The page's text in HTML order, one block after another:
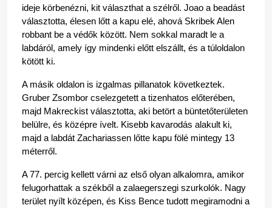
ideje körbenézni, kit választhat a szélről. Joao a beadást
választotta, élesen lőtt a kapu elé, ahová Skribek Alen
robbant be a védők között. Nem sokkal maradt le a
labdáról, amely így mindenki előtt elszállt, és a túloldalon
kötött ki.
A másik oldalon is izgalmas pillanatok következtek.
Gruber Zsombor cselezgetett a tizenhatos előterében,
majd Makreckist választotta, aki betört a büntetőterületen
belülre, és középre ívelt. Kisebb kavarodás alakult ki,
majd a labdát Zachariassen lőtte kapu fölé mintegy 13
méterről.
A 77. percig kellett várni az első olyan alkalomra, amikor
felugorhattak a székből a zalaegerszegi szurkolók. Nagy
terület nyílt középen, és Kiss Bence tudott megiramodni a